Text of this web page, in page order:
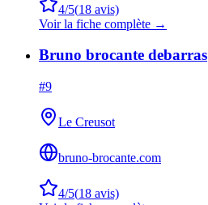
4/5(18 avis)
Voir la fiche complète →
Bruno brocante debarras
#9
Le Creusot
bruno-brocante.com
4/5(18 avis)